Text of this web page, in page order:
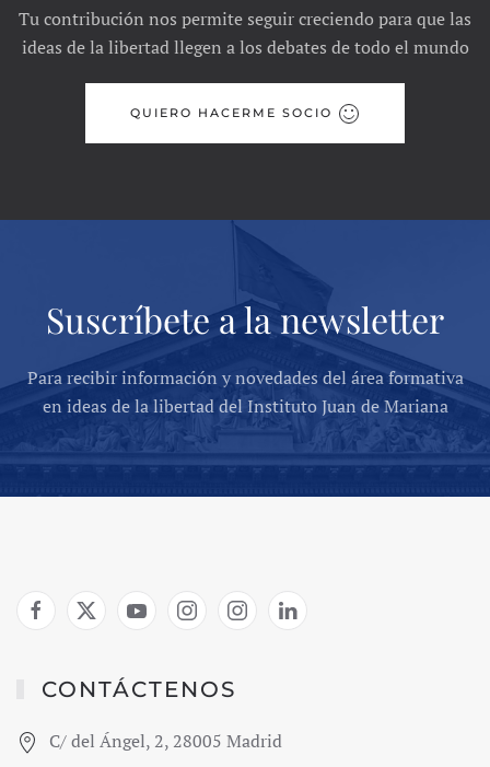
Tu contribución nos permite seguir creciendo para que las
ideas de la libertad llegen a los debates de todo el mundo
QUIERO HACERME SOCIO
Suscríbete a la newsletter
Para recibir información y novedades del área formativa
en ideas de la libertad del Instituto Juan de Mariana
CONTÁCTENOS
C/ del Ángel, 2, 28005 Madrid